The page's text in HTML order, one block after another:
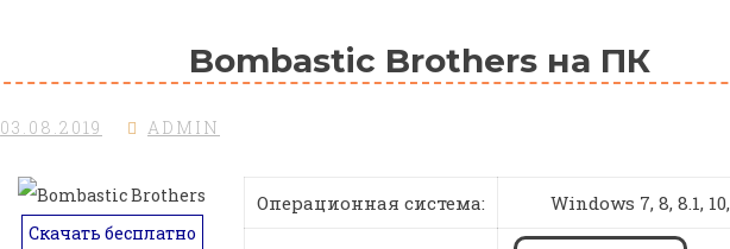
Bombastic Brothers на ПК
03.08.2019 ADMIN
Скачать бесплатно
Операционная система: Windows 7, 8, 8.1,